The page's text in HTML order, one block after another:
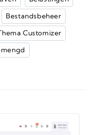
Bestandsbeheer
Customizer